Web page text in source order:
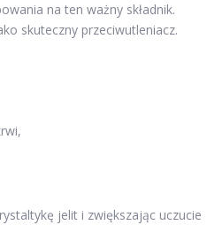
na ten ważny składnik.
skuteczny przeciwutleniacz.
jelit i zwiększając uczucie